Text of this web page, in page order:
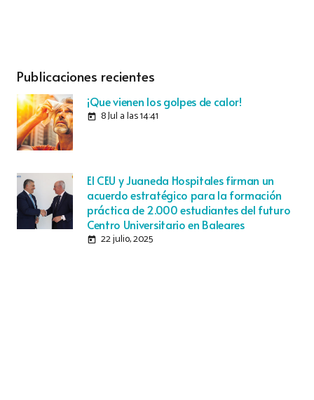
Publicaciones recientes
¡Que vienen los golpes de calor!
today 8 Jul a las 14:41
El CEU y Juaneda Hospitales firman un
acuerdo estratégico para la formación
práctica de 2.000 estudiantes del futuro
Centro Universitario en Baleares
today 22 julio, 2025